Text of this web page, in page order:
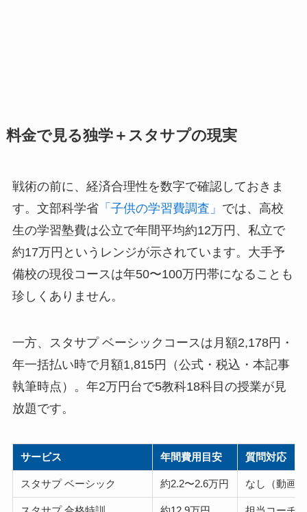
料金で見る独学＋スタサプの現実
戦術の前に、経済合理性を数字で確認しておきま
す。文部科学省「子供の学習費調査」 では、高校
生の学習塾費は公立で年間平均約12万円、私立で
約17万円というレンジが示されています。大手予
備校の現役コースは年50〜100万円帯になることも
珍しくありません。
一方、スタサプ ベーシックコースは月額2,178円・
年一括払い時で月額1,815円（公式・税込・本記事
執筆時点）。年2万円台で5教科18科目の授業が見
放題です。
サービス 年間費用目安 質問対応
スタサプ ベーシック 約2.2〜2.6万円 なし（動画